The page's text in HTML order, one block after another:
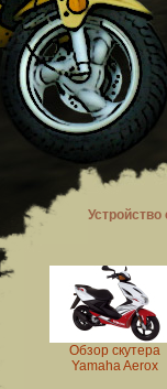
Устройство
Обзор скутера
Yamaha Aerox